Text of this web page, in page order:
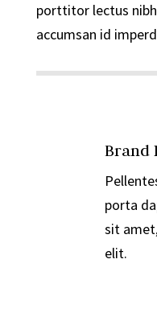
porttitor lectus
accumsan id
Brand
porta
sit
elit.